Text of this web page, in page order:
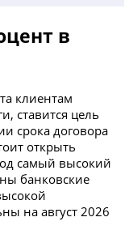
в
клиентам
ставится цель
срока договора
открыть
самый высокий
банковские
на август 2026